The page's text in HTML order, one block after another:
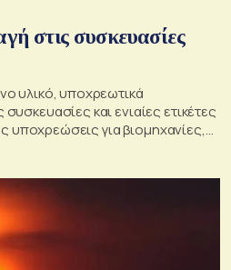
στις συσκευασίες
υλικό, υποχρεωτικά
και ενιαίες ετικέτες
υποχρεώσεις για βιομηχανίες,
και καταναλωτές